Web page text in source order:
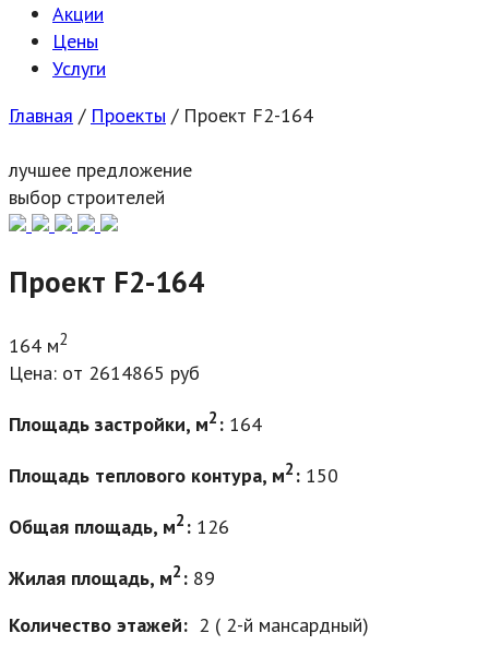
Акции
Цены
Услуги
Главная / Проекты / Проект F2-164
лучшее предложение
выбор строителей
Проект F2-164
164 м2
Цена: от 2614865 руб
Площадь застройки, м2 : 164
Площадь теплового контура, м2 : 150
Общая площадь, м2 : 126
Жилая площадь, м2 : 89
Количество этажей: 2 ( 2-й мансардный)